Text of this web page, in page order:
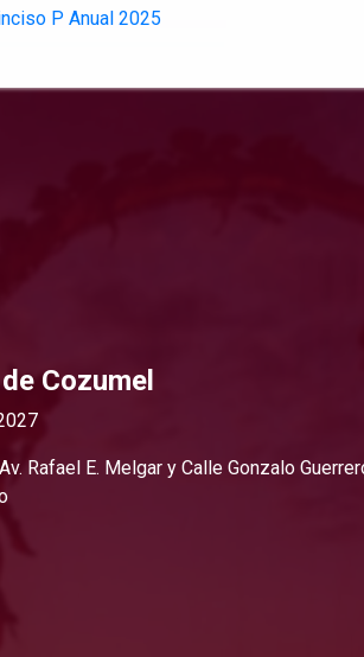
P Anual 2025
Cozumel
Rafael E. Melgar y Calle Gonzalo